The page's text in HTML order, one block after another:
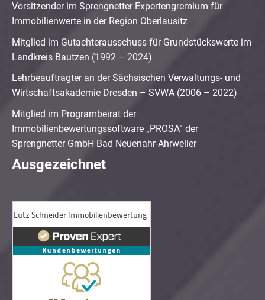
Vorsitzender im Sprengnetter Expertengremium für
Immobilienwerte in der Region Oberlausitz
Mitglied im Gutachterausschuss für Grundstückswerte im
Landkreis Bautzen (1992 – 2024)
Lehrbeauftragter an der Sächsischen Verwaltungs- und
Wirtschaftsakademie Dresden – SVWA (2006 – 2022)
Mitglied im Programbeirat der
Immobilienbewertungssoftware „PROSA“ der
Sprengnetter GmbH Bad Neuenahr-Ahrweiler
Ausgezeichnet